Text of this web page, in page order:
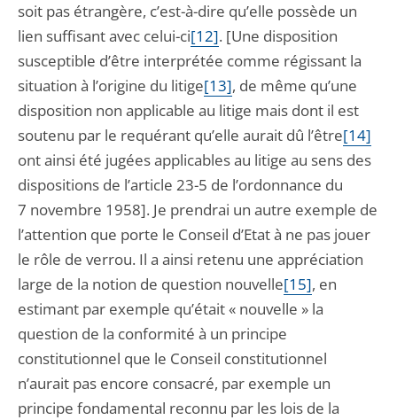
soit pas étrangère, c’est-à-dire qu’elle possède un
lien suffisant avec celui-ci[12]. [Une disposition
susceptible d’être interprétée comme régissant la
situation à l’origine du litige[13], de même qu’une
disposition non applicable au litige mais dont il est
soutenu par le requérant qu’elle aurait dû l’être[14]
ont ainsi été jugées applicables au litige au sens des
dispositions de l’article 23-5 de l’ordonnance du
7 novembre 1958]. Je prendrai un autre exemple de
l’attention que porte le Conseil d’Etat à ne pas jouer
le rôle de verrou. Il a ainsi retenu une appréciation
large de la notion de question nouvelle[15], en
estimant par exemple qu’était « nouvelle » la
question de la conformité à un principe
constitutionnel que le Conseil constitutionnel
n’aurait pas encore consacré, par exemple un
principe fondamental reconnu par les lois de la